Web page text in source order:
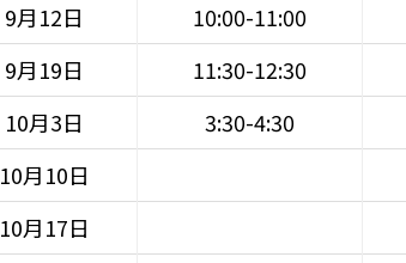
9月12日 10:00-11:00
9月19日
11:30-12:30
10月3日
3:30-4:30
10月10日
10月17日